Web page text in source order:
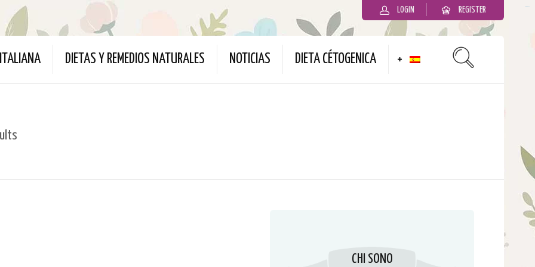
LOGIN REGISTER
DIETAS Y REMEDIOS NATURALES NOTICIAS DIETA CÉTOGENICA
CHI SONO